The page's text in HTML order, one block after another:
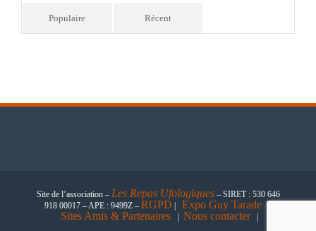
Populaire Récent
Site de l’association – Les Repas Ufologiques– SIRET : 530 646
918 00017 – APE : 9499Z – RGPD Expo Guy Tarade
Sites Amis & Partenaires Nous contacter|